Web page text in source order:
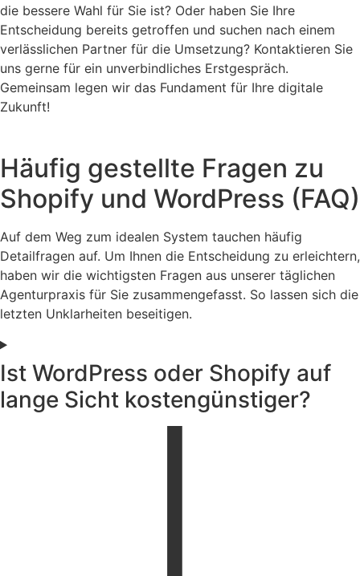
die bessere Wahl für Sie ist? Oder haben Sie Ihre
Entscheidung bereits getroffen und suchen nach einem
verlässlichen Partner für die Umsetzung? Kontaktieren Sie
uns gerne für ein unverbindliches Erstgespräch.
Gemeinsam legen wir das Fundament für Ihre digitale
Zukunft!
Häufig gestellte Fragen zu
Shopify und WordPress (FAQ)
Auf dem Weg zum idealen System tauchen häufig
Detailfragen auf. Um Ihnen die Entscheidung zu erleichtern,
haben wir die wichtigsten Fragen aus unserer täglichen
Agenturpraxis für Sie zusammengefasst. So lassen sich die
letzten Unklarheiten beseitigen.
Ist WordPress oder Shopify auf
lange Sicht kostengünstiger?